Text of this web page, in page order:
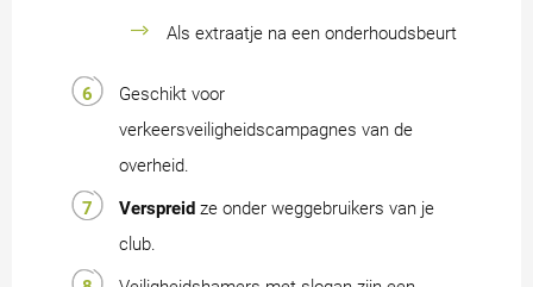
Als extraatje na een onderhoudsbeurt
Geschikt voor
verkeersveiligheidscampagnes van de
overheid.
Verspreid ze onder weggebruikers van je
club.